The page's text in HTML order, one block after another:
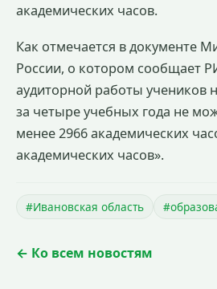
академических часов.
Как отмечается в документе
России, о котором сообщает
аудиторной работы учеников
за четыре учебных года не
менее 2966 академических
академических часов».
#Ивановская область
← Ко всем новостям